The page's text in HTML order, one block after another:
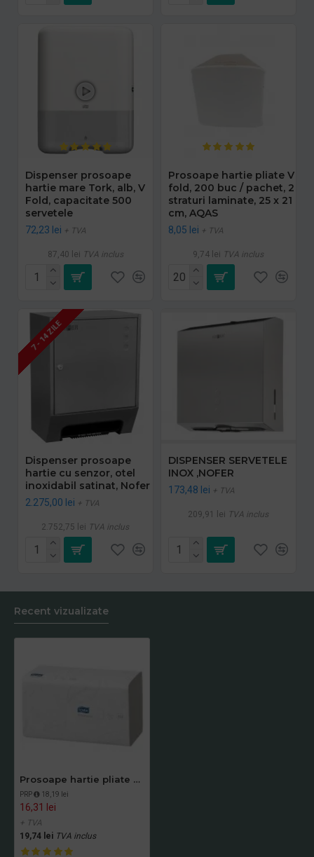
Dispenser prosoape
hartie mare Tork, alb, V
Fold, capacitate 500
servetele
72,23 lei + TVA
87,40 lei TVA inclus
Prosoape hartie pliate V
fold, 200 buc / pachet, 2
straturi laminate, 25 x 21
cm, AQAS
8,05 lei + TVA
9,74 lei TVA inclus
7 - 14 ZILE
Dispenser prosoape
hartie cu senzor, otel
inoxidabil satinat, Nofer
2.275,00 lei + TVA
2.752,75 lei TVA inclus
DISPENSER SERVETELE
INOX ,NOFER
173,48 lei + TVA
209,91 lei TVA inclus
Recent vizualizate
Prosoape hartie pliate gofrate 250 buc / pachet, 2 straturi, Tork
PRP 18,19 lei
16,31 lei
+ TVA
19,74 lei TVA inclus